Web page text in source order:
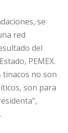
se
red
del
PEMEX.
tinacos no son
son para